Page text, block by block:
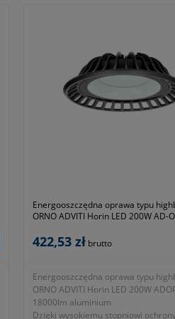
Energooszczędna oprawa typu
ORNO ADVITI Horin LED 200W AD-
422,53 zł brutto
Energooszczędna oprawa typu
ORNO ADVITI Horin LED 200W
18000lm aluminium
Dzięki wysokiemu stopniowi